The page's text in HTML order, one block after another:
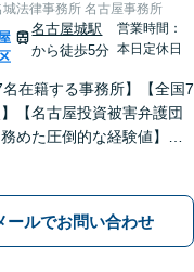
法律事務所 名古屋事務所
名古屋城駅
から徒歩5分
営業時間：
本日定休日
名在籍する事務所】【全国7
【名古屋投資被害弁護団
めた圧倒的な経験値】投
【初回相談無料】【メディ
ミナー講演多数】
ールでお問い合わせ